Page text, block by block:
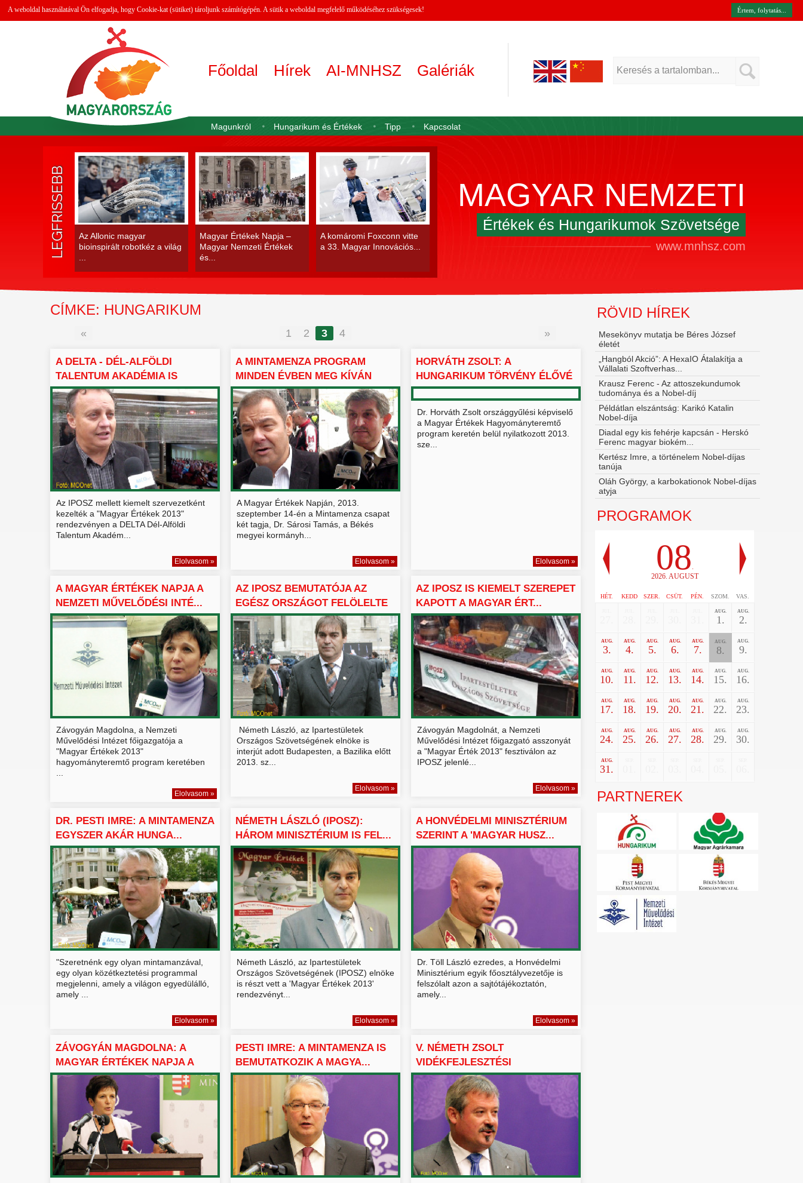
A weboldal használatával Ön elfogadja, hogy Cookie-kat (sütiket) tároljunk számítógépén. A sütik a weboldal megfelelő működéséhez szükségesek! Értem, folytatás...
Főoldal Hírek AI-MNHSZ Galériák
Magunkról Hungarikum és Értékek Tipp Kapcsolat
LEGFRISSEBB
Az Allonic magyar
bioinspirált robotkéz a világ
Magyar Értékek Napja –
Magyar Nemzeti Értékek
és...
A komáromi Foxconn vitte
a 33. Magyar Innovációs...
MAGYAR NEMZETI
Értékek és Hungarikumok Szövetsége
www.mnhsz.com
CÍMKE: HUNGARIKUM
« 1 2 3 4 »
A DELTA - DÉL-ALFÖLDI
TALENTUM AKADÉMIA IS
BEMU...
Az IPOSZ mellett kiemelt szervezetként
kezelték a "Magyar Értékek 2013"
rendezvényen a DELTA Dél-Alföldi
Talentum Akadém...
Elolvasom »
A MINTAMENZA PROGRAM
MINDEN ÉVBEN MEG KÍVÁN
JELE...
A Magyar Értékek Napján, 2013.
szeptember 14-én a Mintamenza csapat
két tagja, Dr. Sárosi Tamás, a Békés
megyei kormányh...
Elolvasom »
HORVÁTH ZSOLT: A
HUNGARIKUM TÖRVÉNY ÉLŐVÉ
VÁLIK
Dr. Horváth Zsolt országgyűlési képviselő
a Magyar Értékek Hagyományteremtő
program keretén belül nyilatkozott 2013.
sze...
Elolvasom »
A MAGYAR ÉRTÉKEK NAPJA A
NEMZETI MŰVELŐDÉSI INTÉ...
Závogyán Magdolna, a Nemzeti
Művelődési Intézet főigazgatója a
"Magyar Értékek 2013"
hagyományteremtő program keretében
Elolvasom »
AZ IPOSZ BEMUTATÓJA AZ
EGÉSZ ORSZÁGOT FELÖLELTE
...
Németh László, az Ipartestületek
Országos Szövetségének elnöke is
interjút adott Budapesten, a Bazilika előtt
2013. sz...
Elolvasom »
AZ IPOSZ IS KIEMELT SZEREPET
KAPOTT A MAGYAR ÉRT...
Závogyán Magdolnát, a Nemzeti
Művelődési Intézet főigazgató asszonyát
a "Magyar Érték 2013" fesztiválon az
IPOSZ jelenlé...
Elolvasom »
DR. PESTI IMRE: A MINTAMENZA
EGYSZER AKÁR HUNGA...
"Szeretnénk egy olyan mintamanzával,
egy olyan közétkeztetési programmal
megjelenni, amely a világon egyedülálló,
amely ...
Elolvasom »
NÉMETH LÁSZLÓ (IPOSZ):
HÁROM MINISZTÉRIUM IS FEL...
Németh László, az Ipartestületek
Országos Szövetségének (IPOSZ) elnöke
is részt vett a 'Magyar Értékek 2013'
rendezvényt...
Elolvasom »
A HONVÉDELMI MINISZTÉRIUM
SZERINT A 'MAGYAR HUSZ...
Dr. Töll László ezredes, a Honvédelmi
Minisztérium egyik főosztályvezetője is
felszólalt azon a sajtótájékoztatón,
amely...
Elolvasom »
ZÁVOGYÁN MAGDOLNA: A
MAGYAR ÉRTÉKEK NAPJA A
JÖVŐ...
PESTI IMRE: A MINTAMENZA IS
BEMUTATKOZIK A MAGYA...
V. NÉMETH ZSOLT
VIDÉKFEJLESZTÉSI
ÁLLAMTITKÁR A M...
RÖVID HÍREK
Mesekönyv mutatja be Béres József
életét
„Hangból Akció”: A HexaIO Átalakítja a
Vállalati Szoftverhas...
Krausz Ferenc - Az attoszekundumok
tudománya és a Nobel‑díj
Példátlan elszántság: Karikó Katalin
Nobel-díja
Diadal egy kis fehérje kapcsán - Herskó
Ferenc magyar biokém...
Kertész Imre, a történelem Nobel-díjas
tanúja
Oláh György, a karbokationok Nobel-díjas
atyja
PROGRAMOK
08 .
2026. AUGUST
HÉT. KEDD SZER. CSÜT. PÉN. SZOM. VAS.
AUG.
1.
AUG.
2.
AUG.
3.
AUG.
4.
AUG.
5.
AUG.
6.
AUG.
7.
AUG.
8.
AUG.
9.
AUG.
10.
AUG.
11.
AUG.
12.
AUG.
13.
AUG.
14.
AUG.
15.
AUG.
16.
AUG.
17.
AUG.
18.
AUG.
19.
AUG.
20.
AUG.
21.
AUG.
22.
AUG.
23.
AUG.
24.
AUG.
25.
AUG.
26.
AUG.
27.
AUG.
28.
AUG.
29.
AUG.
30.
AUG.
31.
PARTNEREK